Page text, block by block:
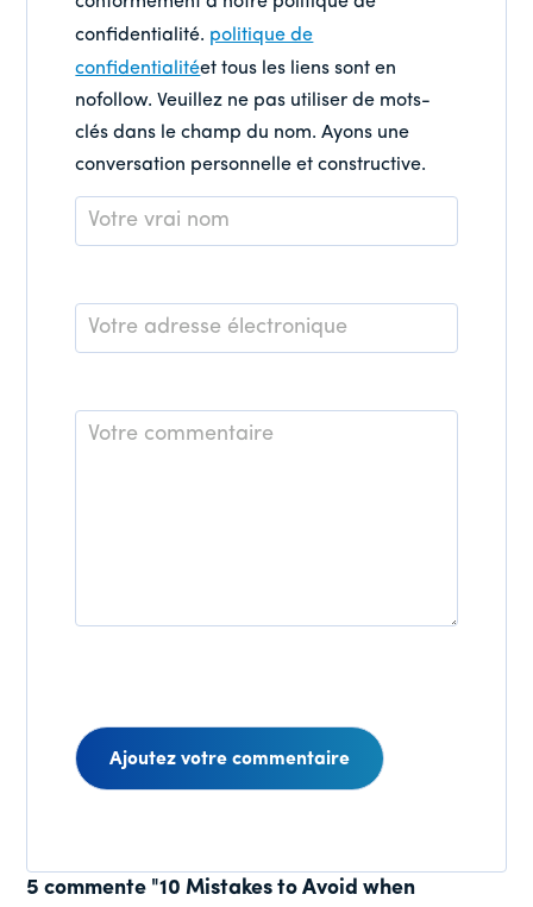
confidentialité. politique de
confidentialitéet tous les liens sont en
nofollow. Veuillez ne pas utiliser de mots-
clés dans le champ du nom. Ayons une
conversation personnelle et constructive.
Nom
*
E-
mail
Commentaire
Interactions
5 commente "10 Mistakes to Avoid when